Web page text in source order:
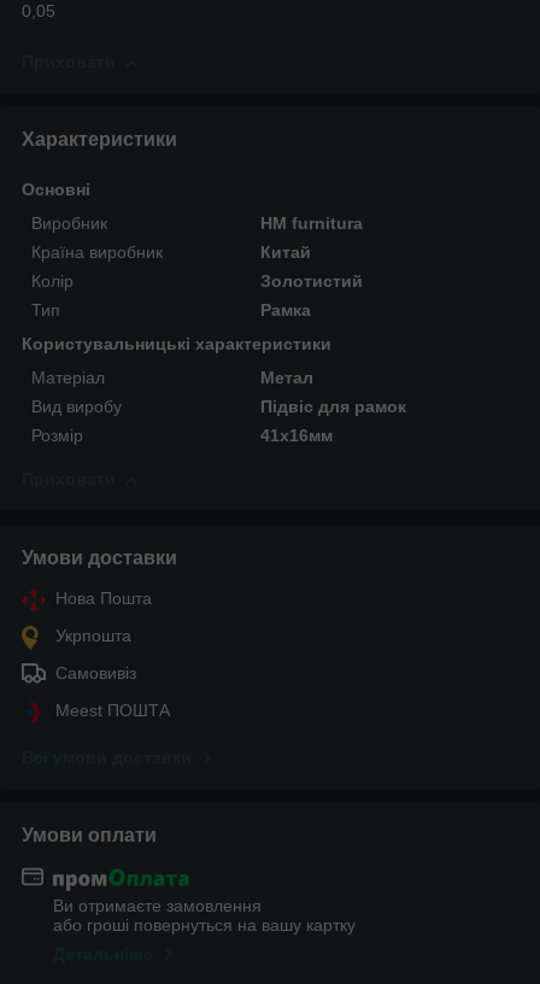
0,05
Характеристики
Основні
Виробник
HM furnitura
Країна виробник
Китай
Колір
Золотистий
Тип
Рамка
Користувальницькі характеристики
Матеріал
Метал
Вид виробу
Підвіс для рамок
Розмір
41х16мм
Умови доставки
Нова Пошта
Укрпошта
Самовивіз
Meest ПОШТА
Умови оплати
Ви отримаєте замовлення
або гроші повернуться на вашу картку